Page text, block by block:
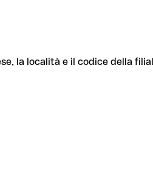
la località e il codice della